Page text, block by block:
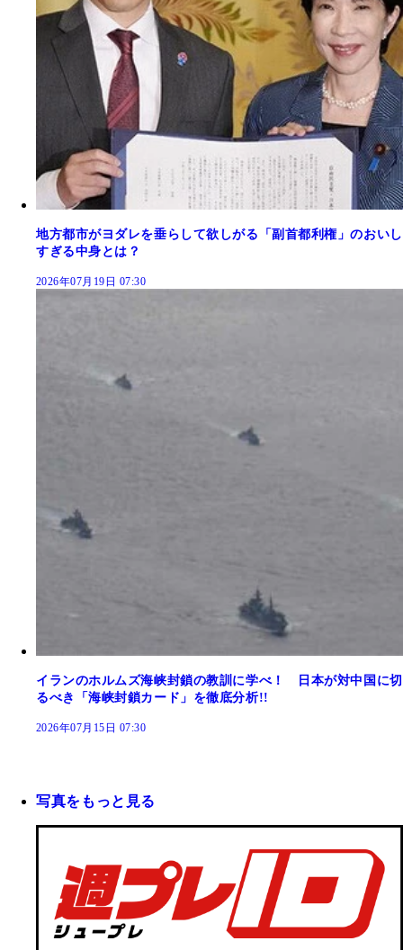
地方都市がヨダレを垂らして欲しがる「副首都利権」のおいし
すぎる中身とは？
2026年07月19日 07:30
イランのホルムズ海峡封鎖の教訓に学べ！ 日本が対中国に切
るべき「海峡封鎖カード」を徹底分析!!
2026年07月15日 07:30
写真をもっと見る